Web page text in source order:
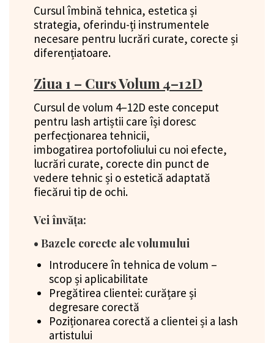
Cursul îmbină tehnica, estetica și
strategia, oferindu-ți instrumentele
necesare pentru lucrări curate, corecte și
diferențiatoare.
Ziua 1 – Curs Volum 4–12D
Cursul de volum 4–12D este conceput
pentru lash artiștii care își doresc
perfecționarea tehnicii,
imbogatirea portofoliului cu noi efecte,
lucrări curate, corecte din punct de
vedere tehnic și o estetică adaptată
fiecărui tip de ochi.
Vei învăța:
• Bazele corecte ale volumului
Introducere în tehnica de volum –
scop și aplicabilitate
Pregătirea clientei: curățare și
degresare corectă
Poziționarea corectă a clientei și a lash
artistului